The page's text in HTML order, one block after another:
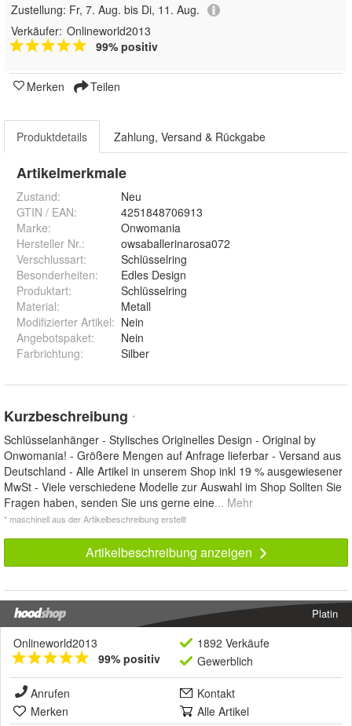
Zustellung: Fr, 7. Aug. bis Di, 11. Aug.
Verkäufer: Onlineworld2013
99% positiv
Merken Teilen
Produktdetails Zahlung, Versand & Rückgabe
Artikelmerkmale
Zustand:
Neu
GTIN / EAN:
4251848706913
Marke:
Onwomania
Hersteller Nr.:
owsaballerinarosa072
Verschlussart:
Schlüsselring
Besonderheiten:
Edles Design
Produktart:
Schlüsselring
Material:
Metall
Modifizierter Artikel: Nein
Angebotspaket:
Nein
Farbrichtung: Silber
Kurzbeschreibung *
Schlüsselanhänger - Stylisches Originelles Design - Original by
Onwomania! - Größere Mengen auf Anfrage lieferbar - Versand aus
Deutschland - Alle Artikel in unserem Shop inkl 19 % ausgewiesener
MwSt - Viele verschiedene Modelle zur Auswahl im Shop Sollten Sie
Fragen haben, senden Sie uns gerne eine... Mehr
* maschinell aus der Artikelbeschreibung erstellt
Artikelbeschreibung anzeigen
Platin
Onlineworld2013
99% positiv
1892 Verkäufe
Gewerblich
Anrufen
Kontakt
Merken
Alle Artikel